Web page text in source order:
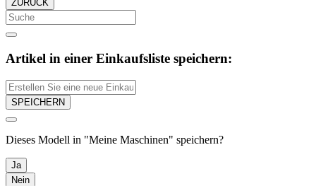
ZURÜCK
Artikel in einer Einkaufsliste speichern:
SPEICHERN
Dieses Modell in "Meine Maschinen" speichern?
Ja
Nein